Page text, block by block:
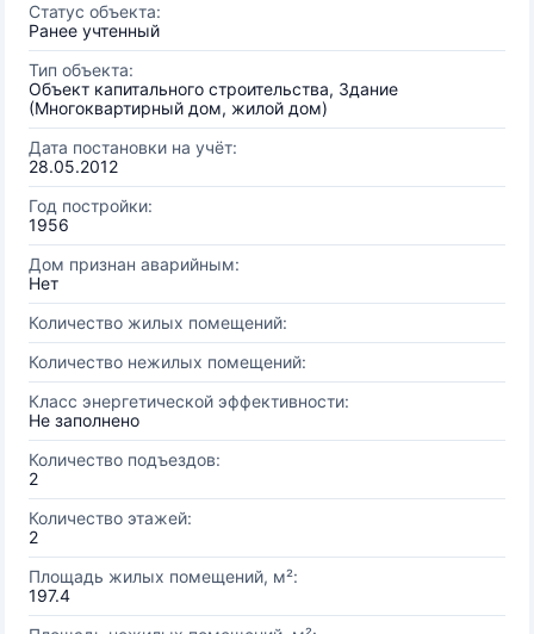
Статус объекта:
Ранее учтенный
Тип объекта:
Объект капитального строительства, Здание
(Многоквартирный дом, жилой дом)
Дата постановки на учёт:
28.05.2012
Год постройки:
1956
Дом признан аварийным:
Нет
Количество жилых помещений:
Количество нежилых помещений:
Класс энергетической эффективности:
Не заполнено
Количество подъездов:
2
Количество этажей:
2
Площадь жилых помещений, м²:
197.4